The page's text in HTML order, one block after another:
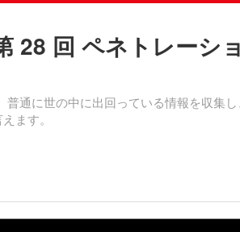
28 回 ペネトレーシ
通に世の中に出回っている情報を収集
ます。